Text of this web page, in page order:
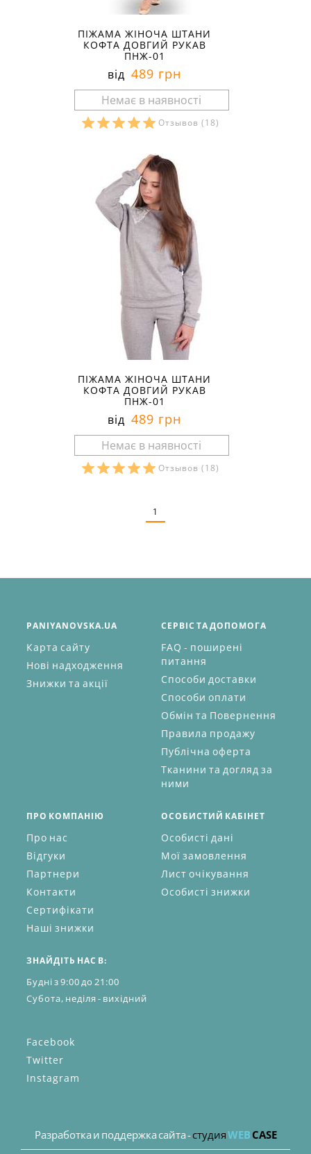
ПІЖАМА ЖІНОЧА ШТАНИ
КОФТА ДОВГИЙ РУКАВ
ПНЖ-01
від 489 грн
Отзывов (18)
ПІЖАМА ЖІНОЧА ШТАНИ
КОФТА ДОВГИЙ РУКАВ
ПНЖ-01
від 489 грн
Отзывов (18)
1
PANIYANOVSKA.UA
Карта сайту
Нові надходження
Знижки та акції
СЕРВІС ТА ДОПОМОГА
FAQ - поширені
питання
Способи доставки
Способи оплати
Обмін та Повернення
Правила продажу
Публічна оферта
Тканини та догляд за
ними
ПРО КОМПАНІЮ
Про нас
Відгуки
Партнери
Контакти
Сертифікати
Наші знижки
ОСОБИСТИЙ КАБІНЕТ
Особисті дані
Мої замовлення
Лист очікування
Особисті знижки
ЗНАЙДІТЬ НАС В:
Будні з 9:00 до 21:00
Субота, неділя - вихідний
Facebook
Twitter
Instagram
Разработка и поддержка сайта -студияWEB CASE